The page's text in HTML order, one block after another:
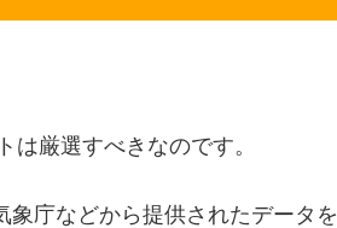
厳選すべきなのです。
象庁などから提供されたデータを